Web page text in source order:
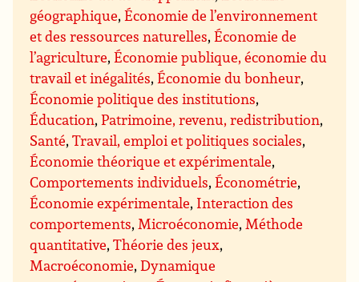
géographique,Économie de l’environnement
et des ressources naturelles,Économie de
l’agriculture,Économie publique, économie du
travail et inégalités,Économie du bonheur,
Économie politique des institutions,
Éducation,Patrimoine, revenu, redistribution,
Santé,Travail, emploi et politiques sociales,
Économie théorique et expérimentale,
Comportements individuels,Économétrie,
Économie expérimentale, Interaction des
comportements, Microéconomie, Méthode
quantitative,Théorie des jeux,
Macroéconomie,Dynamique